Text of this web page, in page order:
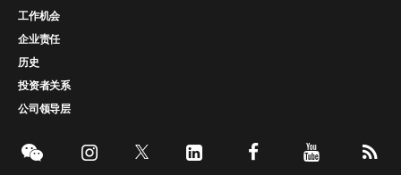
工作机会
企业责任
历史
投资者关系
公司领导层